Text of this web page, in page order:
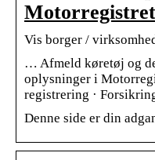
Vis borger /
… Afmeld køretøj og
oplysninger i
registrering ·
Denne side er din